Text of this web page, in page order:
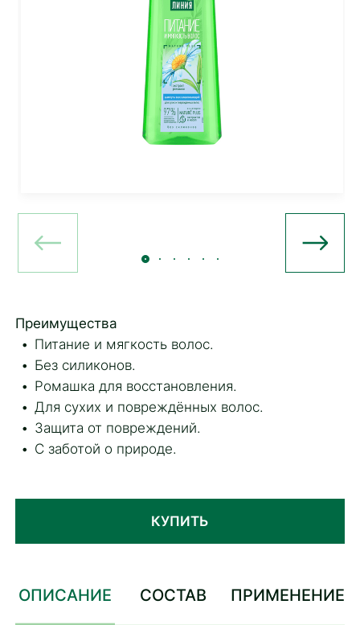
Преимущества
Питание и мягкость волос.
Без силиконов.
Ромашка для восстановления.
Для сухих и повреждённых волос.
Защита от повреждений.
С заботой о природе.
КУПИТЬ
ОПИСАНИЕ СОСТАВ ПРИМЕНЕНИЕ